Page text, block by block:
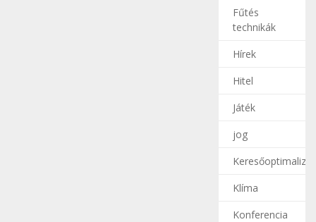
Fűtés
technikák
Hírek
Hitel
Játék
jog
Klíma
Konferencia